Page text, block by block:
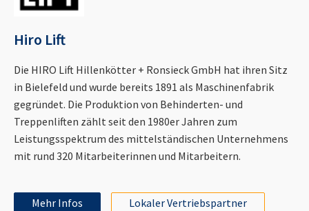
Hiro Lift
Die HIRO Lift Hillenkötter + Ronsieck GmbH hat ihren Sitz
in Bielefeld und wurde bereits 1891 als Maschinenfabrik
gegründet. Die Produktion von Behinderten- und
Treppenliften zählt seit den 1980er Jahren zum
Leistungsspektrum des mittelständischen Unternehmens
mit rund 320 Mitarbeiterinnen und Mitarbeitern.
Mehr Infos Lokaler Vertriebspartner